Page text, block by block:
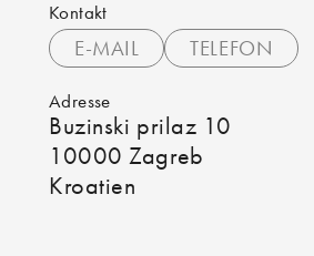
Kontakt
E-MAIL TELEFON
Adresse
Buzinski prilaz 10
10000 Zagreb
Kroatien